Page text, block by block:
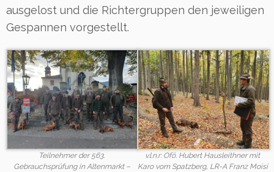
ausgelost und die Richtergruppen den jeweiligen
Gespannen vorgestellt.
Teilnehmer der 563.
Gebrauchsprüfung in Altenmarkt –
v.l.n.r: Ofö. Hubert Hausleithner mit
Karo vom Spatzberg, LR-A Franz Moisi